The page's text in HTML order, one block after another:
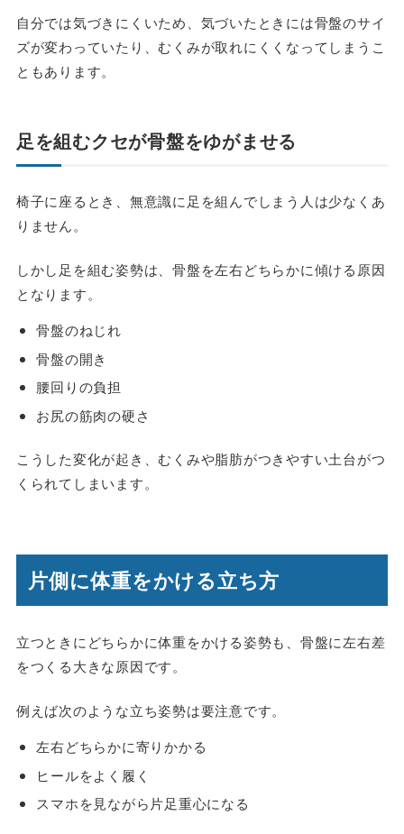
自分では気づきにくいため、気づいたときには骨盤のサイ
ズが変わっていたり、むくみが取れにくくなってしまうこ
ともあります。
足を組むクセが骨盤をゆがませる
椅子に座るとき、無意識に足を組んでしまう人は少なくあ
りません。
しかし足を組む姿勢は、骨盤を左右どちらかに傾ける原因
となります。
骨盤のねじれ
骨盤の開き
腰回りの負担
お尻の筋肉の硬さ
こうした変化が起き、むくみや脂肪がつきやすい土台がつ
くられてしまいます。
片側に体重をかける立ち方
立つときにどちらかに体重をかける姿勢も、骨盤に左右差
をつくる大きな原因です。
例えば次のような立ち姿勢は要注意です。
左右どちらかに寄りかかる
ヒールをよく履く
スマホを見ながら片足重心になる